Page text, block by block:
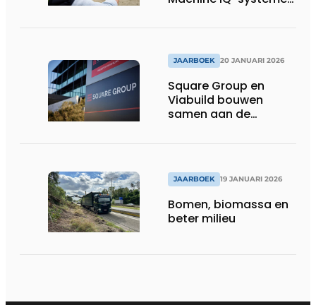
JAARBOEK 20 JANUARI 2026
Square Group en
Viabuild bouwen
samen aan de
JAARBOEK 19 JANUARI 2026
Bomen, biomassa en
beter milieu